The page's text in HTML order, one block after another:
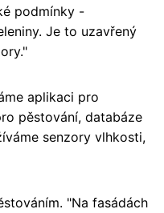
podmínky -
Je to uzavřený
aplikaci pro
pěstování, databáze
senzory vlhkosti,
"Na fasádách